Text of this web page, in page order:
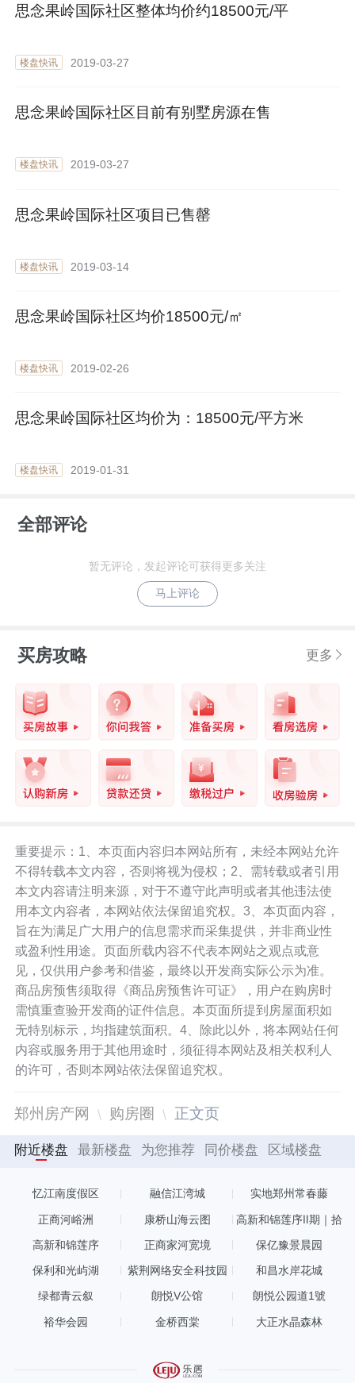
思念果岭国际社区整体均价约18500元/平
楼盘快讯 2019-03-27
思念果岭国际社区目前有别墅房源在售
楼盘快讯 2019-03-27
思念果岭国际社区项目已售罄
楼盘快讯 2019-03-14
思念果岭国际社区均价18500元/㎡
楼盘快讯 2019-02-26
思念果岭国际社区均价为：18500元/平方米
楼盘快讯 2019-01-31
全部评论
暂无评论，发起评论可获得更多关注
马上评论
买房攻略 更多
重要提示：1、本页面内容归本网站所有，未经本网站允许
不得转载本文内容，否则将视为侵权；2、需转载或者引用
本文内容请注明来源，对于不遵守此声明或者其他违法使
用本文内容者，本网站依法保留追究权。3、本页面内容，
旨在为满足广大用户的信息需求而采集提供，并非商业性
或盈利性用途。页面所载内容不代表本网站之观点或意
见，仅供用户参考和借鉴，最终以开发商实际公示为准。
商品房预售须取得《商品房预售许可证》，用户在购房时
需慎重查验开发商的证件信息。本页面所提到房屋面积如
无特别标示，均指建筑面积。4、除此以外，将本网站任何
内容或服务用于其他用途时，须征得本网站及相关权利人
的许可，否则本网站依法保留追究权。
郑州房产网 购房圈 正文页
附近楼盘 最新楼盘 为您推荐 同价楼盘 区域楼盘
忆江南度假区 融信江湾城 实地郑州常春藤
正商河峪洲 康桥山海云图
高新和锦莲序Ⅱ期｜拾
高新和锦莲序 正商家河宽境 保亿豫景晨园
保利和光屿湖 紫荆网络安全科技园 和昌水岸花城
绿都青云叙 朗悦V公馆 朗悦公园道1號
裕华会园 金桥西棠 大正水晶森林